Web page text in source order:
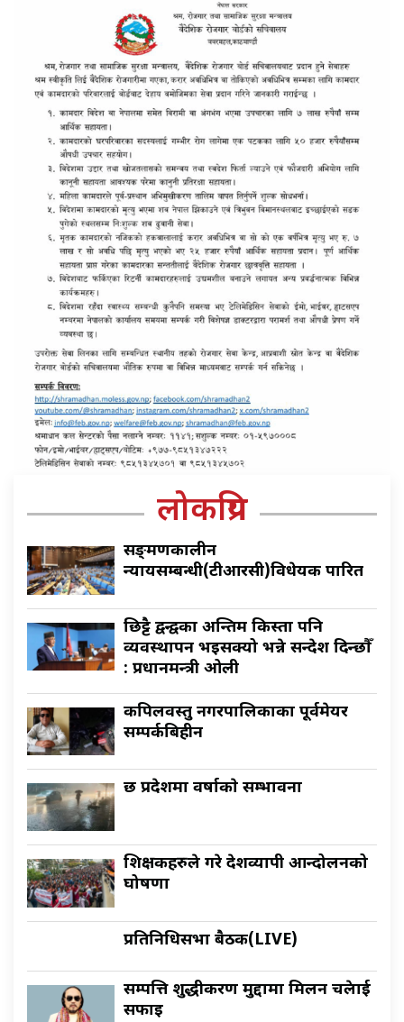
लोकप्रिय
सङ्क्रमणकालीन
न्यायसम्बन्धी(टीआरसी)विधेयक पारित
छिट्टै द्वन्द्वका अन्तिम किस्ता पनि
व्यवस्थापन भइसक्यो भन्ने सन्देश दिन्छौँ
: प्रधानमन्त्री ओली
कपिलवस्तु नगरपालिकाका पूर्वमेयर
सम्पर्कबिहीन
छ प्रदेशमा वर्षाकाे सम्भावना
शिक्षकहरुले गरे देशव्यापी आन्दोलनको
घोषणा
प्रतिनिधिसभा बैठक(LIVE)
सम्पत्ति शुद्धीकरण मुद्दामा मिलन चक्रेलाई
सफाइ